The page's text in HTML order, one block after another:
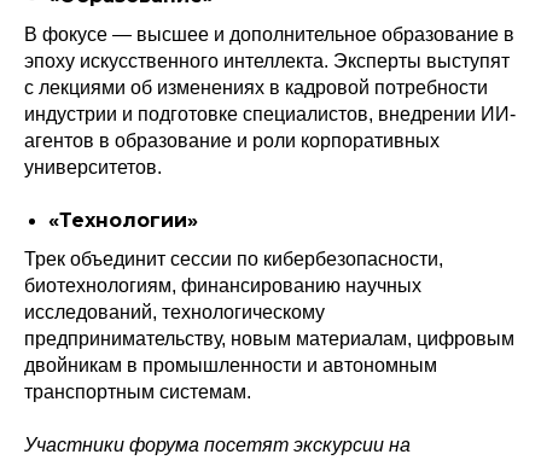
В фокусе — высшее и дополнительное образование в
эпоху искусственного интеллекта. Эксперты выступят
с лекциями об изменениях в кадровой потребности
индустрии и подготовке специалистов, внедрении ИИ-
агентов в образование и роли корпоративных
университетов.
«Технологии»
Трек объединит сессии по кибербезопасности,
биотехнологиям, финансированию научных
исследований, технологическому
предпринимательству, новым материалам, цифровым
двойникам в промышленности и автономным
транспортным системам.
Участники форума посетят экскурсии на